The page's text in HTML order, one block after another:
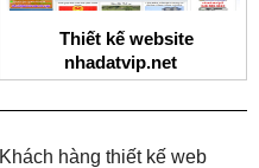
Thiết kế website
nhadatvip.net
Khách hàng thiết kế web